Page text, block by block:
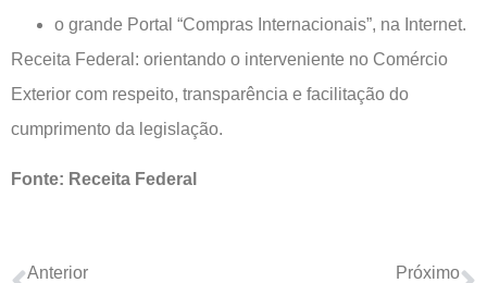
o grande Portal “Compras Internacionais”, na Internet.
Receita Federal: orientando o interveniente no Comércio
Exterior com respeito, transparência e facilitação do
cumprimento da legislação.
Fonte: Receita Federal
Anterior Próximo